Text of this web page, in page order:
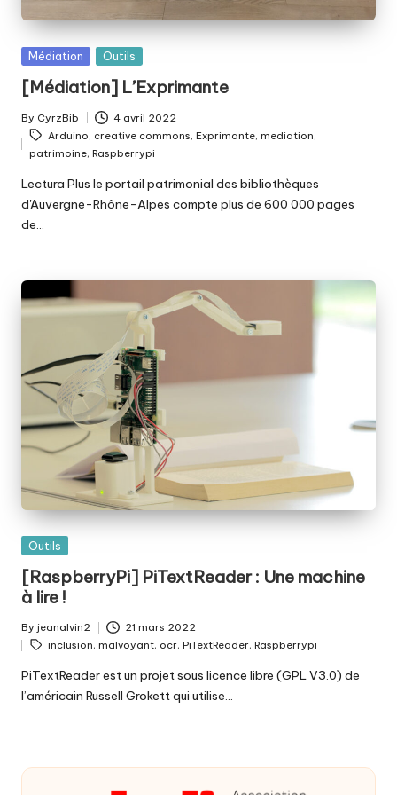
Posted
Médiation Outils
[Médiation] L’Exprimante
Posted
by
By CyrzBib
4 avril 2022
Tags:Arduino, creative commons, Exprimante, mediation,
patrimoine,Raspberrypi
Lectura Plus le portail patrimonial des bibliothèques
d'Auvergne-Rhône-Alpes compte plus de 600 000 pages
de…
Posted
Outils
[RaspberryPi] PiTextReader : Une machine
à lire !
Posted
by
By jeanalvin2 21 mars 2022
Tags:
inclusion, malvoyant, ocr, PiTextReader, Raspberrypi
PiTextReader est un projet sous licence libre (GPL V3.0) de
l’américain Russell Grokett qui utilise…